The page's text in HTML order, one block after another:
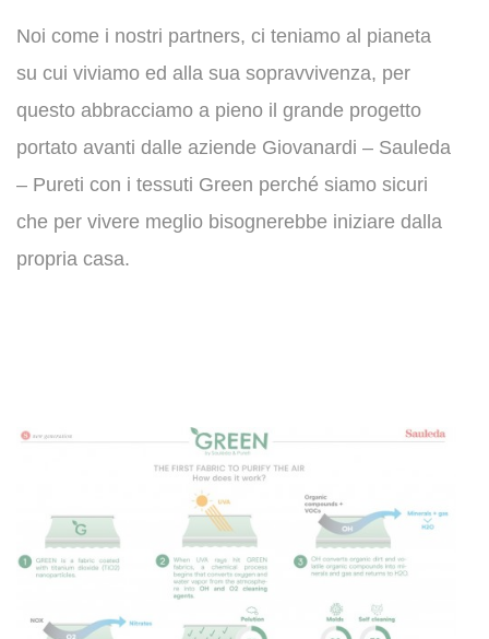
Noi come i nostri partners, ci teniamo al pianeta
su cui viviamo ed alla sua sopravvivenza, per
questo abbracciamo a pieno il grande progetto
portato avanti dalle aziende Giovanardi – Sauleda
– Pureti con i tessuti Green perché siamo sicuri
che per vivere meglio bisognerebbe iniziare dalla
propria casa.